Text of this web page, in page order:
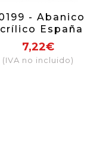
- Abanico
España
guitarra
7,22€
(IVA no incluido)